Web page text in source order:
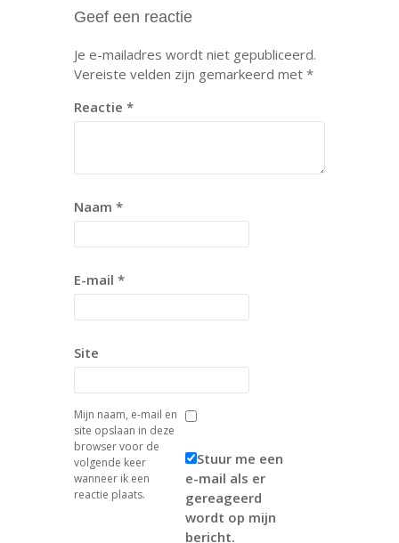
Geef een reactie
Je e-mailadres wordt niet gepubliceerd.
Vereiste velden zijn gemarkeerd met *
Reactie *
Naam *
E-mail *
Site
Mijn naam, e-mail en
site opslaan in deze
browser voor de
volgende keer
wanneer ik een
reactie plaats.
Stuur me een
e-mail als er
gereageerd
wordt op mijn
bericht.